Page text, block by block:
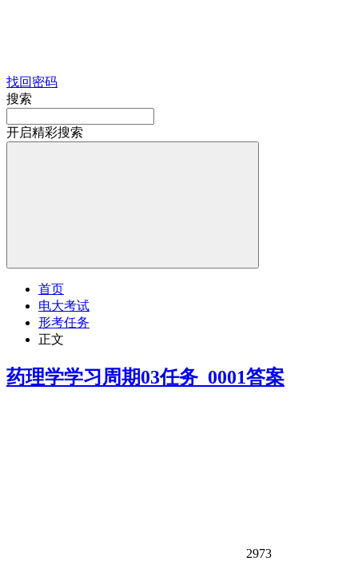
找回密码
搜索
开启精彩搜索
首页
电大考试
形考任务
正文
药理学学习周期03任务_0001答案
2973